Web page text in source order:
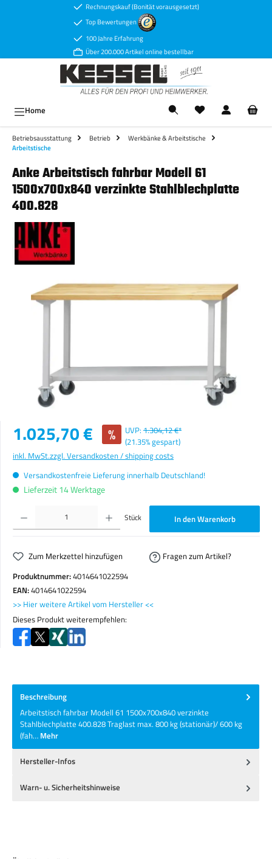
Zum Hauptinhalt springenRechnungskauf (Bonität vorausgesetzt)
Top Bewertungen
100 Jahre Erfahrung
Über 200.000 Artikel online bestellbar
Home
Betriebsausstattung Betrieb
Werkbänke & Arbeitstische
Arbeitstische
Anke Arbeitstisch fahrbar Modell 61
1500x700x840 verzinkte Stahlblechplatte
400.828
Bildergalerie überspringen
Verkaufspreis:
1.025,70 € % UVP: 1.304,12 €*
(21.35% gespart)
inkl. MwSt.zzgl. Versandkosten / shipping costs
Versandkostenfreie Lieferung innerhalb Deutschland!
Lieferzeit 14 Werktage
Produkt Anzahl: Gib den gewünschten Wert ein oder benutze die Schaltflächen um die Anzahl zu
Stück In den Warenkorb
Zum Merkzettel hinzufügen
Fragen zum Artikel?
Produktnummer:4014641022594
EAN:4014641022594
>> Hier weitere Artikel vom Hersteller <<
Dieses Produkt weiterempfehlen:
Beschreibung
Arbeitstisch fahrbar Modell 61 1500x700x840 verzinkte
Stahlblechplatte 400.828 Traglast max. 800 kg (stationär)/ 600 kg
(fah… Mehr
Hersteller-Infos
Warn- u. Sicherheitshinweise